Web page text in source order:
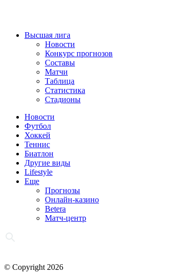
Высшая лига
Новости
Конкурс прогнозов
Составы
Матчи
Таблица
Статистика
Стадионы
Новости
Футбол
Хоккей
Теннис
Биатлон
Другие виды
Lifestyle
Еще
Прогнозы
Онлайн-казино
Betera
Матч-центр
© Copyright 2026